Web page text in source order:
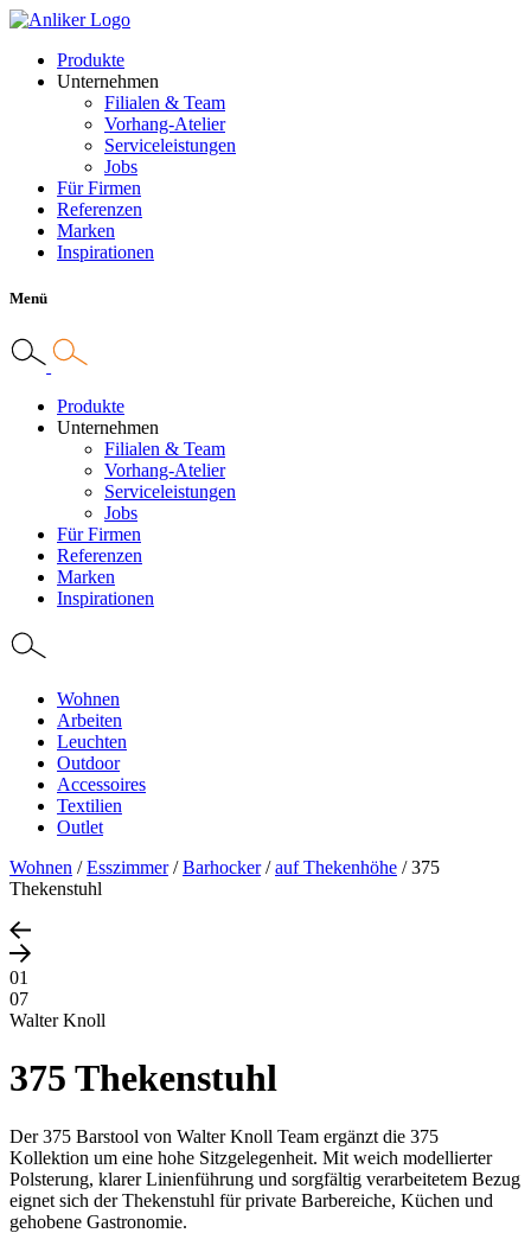
Produkte
Unternehmen
Filialen & Team
Vorhang-Atelier
Serviceleistungen
Jobs
Für Firmen
Referenzen
Marken
Inspirationen
Menü
Produkte
Unternehmen
Filialen & Team
Vorhang-Atelier
Serviceleistungen
Jobs
Für Firmen
Referenzen
Marken
Inspirationen
Wohnen
Arbeiten
Leuchten
Outdoor
Accessoires
Textilien
Outlet
Wohnen /Esszimmer/Barhocker/auf Thekenhöhe /375
Thekenstuhl
01
07
Walter Knoll
375 Thekenstuhl
Der 375 Barstool von Walter Knoll Team ergänzt die 375
Kollektion um eine hohe Sitzgelegenheit. Mit weich modellierter
Polsterung, klarer Linienführung und sorgfältig verarbeitetem Bezug
eignet sich der Thekenstuhl für private Barbereiche, Küchen und
gehobene Gastronomie.